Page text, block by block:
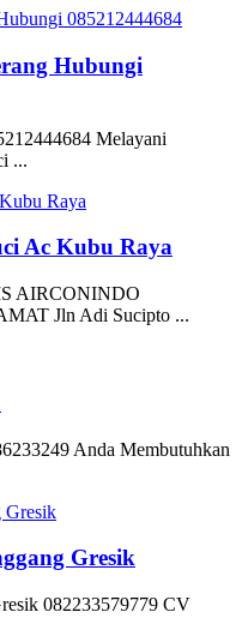
Hubungi
Melayani
...
Ac Kubu Raya
AIRCONINDO
Jln Adi Sucipto ...
Anda Membutuhkan
Gresik
082233579779 CV